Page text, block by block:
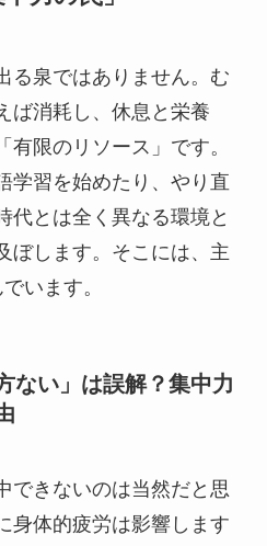
る泉ではありません。む
ば消耗し、休息と栄養
有限のリソース」です。
学習を始めたり、やり直
代とは全く異なる環境と
ぼします。そこには、主
います。
ない」は誤解？集中力
できないのは当然だと思
身体的疲労は影響します